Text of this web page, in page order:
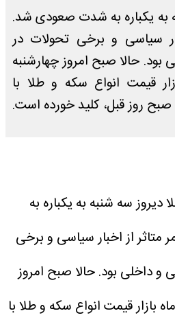
به یکباره به شدت صعودی شد.
سیاسی و برخی تحولات در
بود. حالا صبح امروز چهارشنبه
قیمت انواع سکه و طلا با
روز قبل، کلید خورده است.
دیروز سه شنبه به یکباره به
از اخبار سیاسی و برخی
و داخلی بود. حالا صبح امروز
بازار قیمت انواع سکه و طلا با